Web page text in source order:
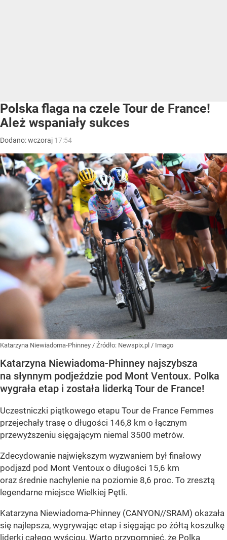
Polska flaga na czele Tour de France!
Ależ wspaniały sukces
Dodano:wczoraj 17:54
Katarzyna Niewiadoma-Phinney / Źródło: Newspix.pl / Imago
Katarzyna Niewiadoma-Phinney najszybsza
na słynnym podjeździe pod Mont Ventoux. Polka
wygrała etap i została liderką Tour de France!
Uczestniczki piątkowego etapu Tour de France Femmes
przejechały trasę o długości 146,8 km o łącznym
przewyższeniu sięgającym niemal 3500 metrów.
Zdecydowanie największym wyzwaniem był finałowy
podjazd pod Mont Ventoux o długości 15,6 km
oraz średnie nachylenie na poziomie 8,6 proc. To zresztą
legendarne miejsce Wielkiej Pętli.
Katarzyna Niewiadoma-Phinney (CANYON//SRAM) okazała
się najlepsza, wygrywając etap i sięgając po żółtą koszulkę
liderki całego wyścigu. Warto przypomnieć, że Polka